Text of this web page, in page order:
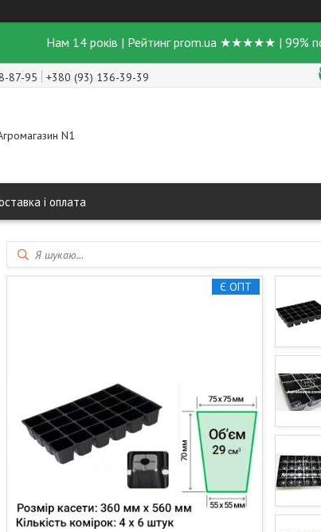
Нам 14 років | Рейтинг prom.ua ★★★★★ | 99%
87-95 +380 (93) 136-39-39
N1
і оплата
Є ОПТ